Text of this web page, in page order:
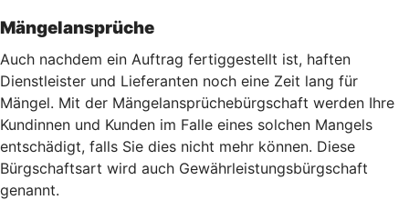
Mängelansprüche
Auch nachdem ein Auftrag fertiggestellt ist, haften
Dienstleister und Lieferanten noch eine Zeit lang für
Mängel. Mit der Mängelansprüchebürgschaft werden Ihre
Kundinnen und Kunden im Falle eines solchen Mangels
entschädigt, falls Sie dies nicht mehr können. Diese
Bürgschaftsart wird auch Gewährleistungsbürgschaft
genannt.